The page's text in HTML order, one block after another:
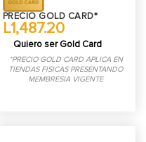
PRECIO GOLD CARD*
L1,487.20
Quiero ser Gold Card
*PRECIO GOLD CARD APLICA EN
TIENDAS FISICAS PRESENTANDO
MEMBRESIA VIGENTE